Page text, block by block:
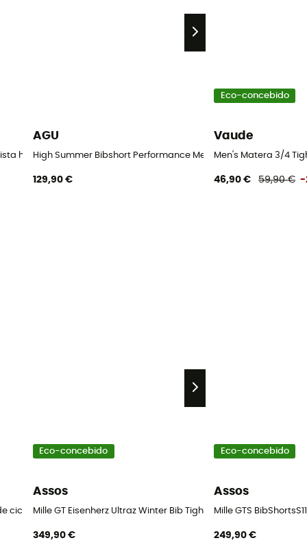
homem
AGU
High Summer Bibshort Performance Men - Calções de ciclista
129,90 €
Eco-concebido
Vaude
Men's Matera 3/4
46,90 € 59,90 € -
ciclista homem
Eco-concebido
Assos
Mille GT Eisenherz Ultraz Winter Bib Tights S11 - Calções de
349,90 €
Eco-concebido
Assos
Mille GTS
249,90 €